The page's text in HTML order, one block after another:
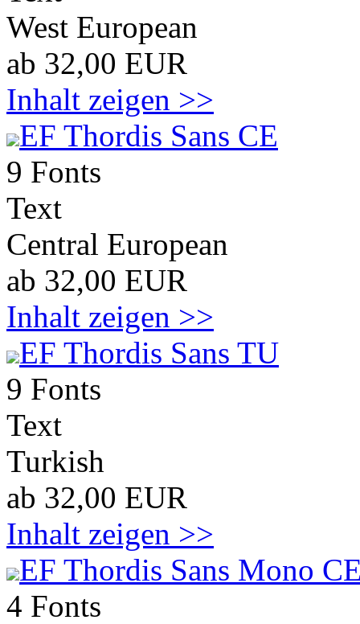
West European
ab 32,00 EUR
Inhalt zeigen >>
EF Thordis Sans CE
9 Fonts
Text
Central European
ab 32,00 EUR
Inhalt zeigen >>
EF Thordis Sans TU
9 Fonts
Text
Turkish
ab 32,00 EUR
Inhalt zeigen >>
EF Thordis Sans Mono
4 Fonts